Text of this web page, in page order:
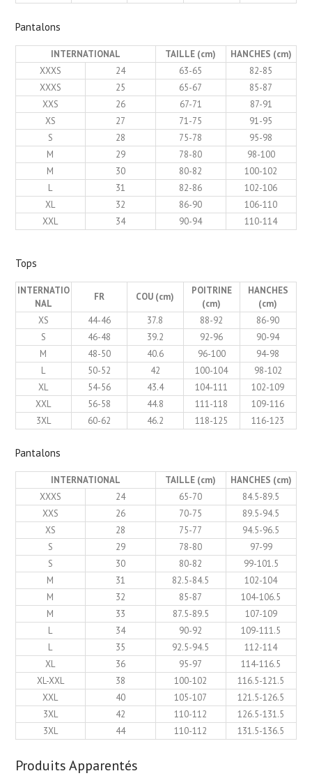
Pantalons
INTERNATIONAL TAILLE (cm)
HANCHES (cm)
XXXS
24 63-65
82-85
XXXS
25 65-67
85-87
XXS
26 67-71
87-91
XS
27 71-75
91-95
S
28 75-78
95-98
M
29 78-80
98-100
M
30 80-82
100-102
L
31 82-86
102-106
XL
32 86-90
106-110
XXL
34 90-94 110-114
Tops
INTERNATIO
NAL
FR COU (cm)
POITRINE
(cm)
HANCHES
(cm)
XS
44-46 37.8 88-92
86-90
S
46-48 39.2 92-96
90-94
M
48-50 40.6 96-100
94-98
L
50-52 42 100-104
98-102
XL
54-56 43.4 104-111
102-109
XXL
56-58 44.8 111-118
109-116
3XL
60-62 46.2 118-125 116-123
Pantalons
INTERNATIONAL TAILLE (cm)
HANCHES (cm)
XXXS
24 65-70
84.5-89.5
XXS
26 70-75
89.5-94.5
XS
28 75-77
94.5-96.5
S
29 78-80
97-99
S
30 80-82
99-101.5
M
31 82.5-84.5
102-104
M
32 85-87
104-106.5
M
33 87.5-89.5
107-109
L
34 90-92
109-111.5
L
35 92.5-94.5
112-114
XL
36 95-97
114-116.5
XL-XXL
38 100-102
116.5-121.5
XXL
40 105-107
121.5-126.5
3XL
42 110-112
126.5-131.5
3XL
44 110-112 131.5-136.5
Produits Apparentés